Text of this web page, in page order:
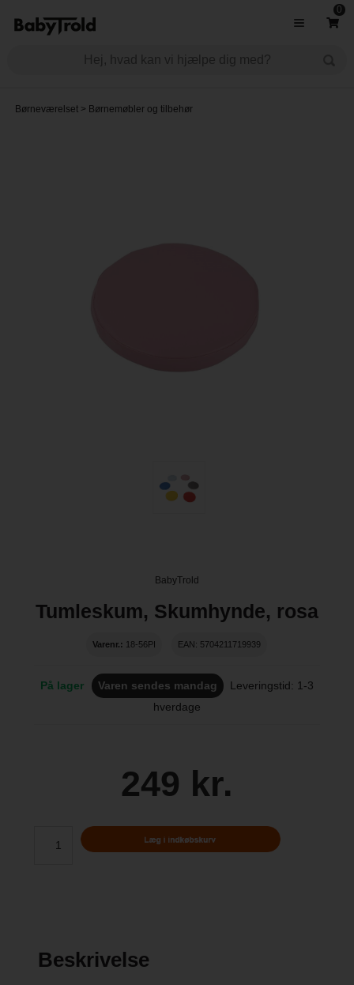
0
Børneværelset> Børnemøbler og tilbehør
BabyTrold
Tumleskum, Skumhynde, rosa
Varenr.: 18-56PI EAN: 5704211719939
På lager Varen sendes mandag
Leveringstid: 1-3
hverdage
249 kr.
Beskrivelse